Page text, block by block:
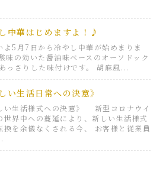
中華はじめますよ！♪
よ5月7日から冷やし中華が始めまりま
味の効いた醤油味ベースのオーソドック
っさりした味付けです。 胡麻風...
い生活日常への決意》
い生活様式への決意》 新型コロナウイ
世界中への蔓延により、新しい生活様式
換を余儀なくされる今、 お客様と従業員